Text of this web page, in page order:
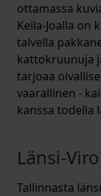
ottamassa
Keila-Joalla on
talvella
kattokruunuja
tarjoaa
vaarallinen -
kanssa todella
Länsi-Viro
Tallinnasta